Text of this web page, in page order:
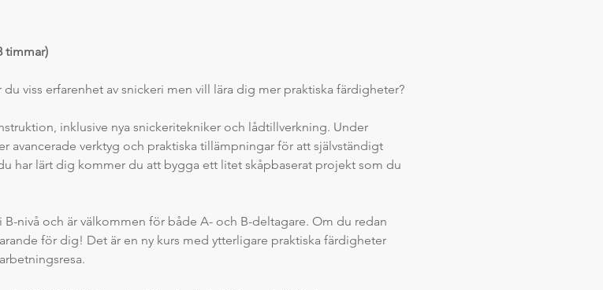
timmar)
viss erfarenhet av snickeri men vill lära dig mer praktiska färdigheter?
inklusive nya snickeritekniker och lådtillverkning. Under
avancerade verktyg och praktiska tillämpningar för att självständigt
har lärt dig kommer du att bygga ett litet skåpbaserat projekt som du
nivå och är välkommen för både A- och B-deltagare. Om du redan
för dig! Det är en ny kurs med ytterligare praktiska färdigheter